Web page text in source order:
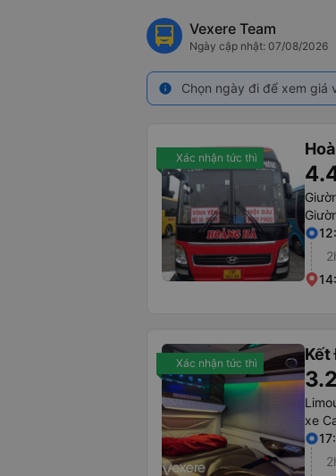
Vexere Team
Ngày cập nhật: 07/08/2026
info Chọn ngày đi để xem giá
Xác nhận tức thì
Xác nhận tức thì Kết
3.2
xe